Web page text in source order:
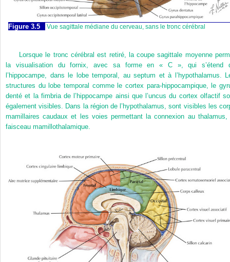
Figure 3.5 Vue sagittale médiane du cerveau, sans le tronc cérébral
Lorsque le tronc cérébral est retiré, la coupe sagittale moyenne
la visualisation du fornix, avec sa forme en « C », qui s’étend
l’hippocampe, dans le lobe temporal, au septum et à l’hypothalamus.
structures du lobe temporal comme le cortex para-hippocampique, le
denté et la fimbria de l’hippocampe ainsi que l’uncus du cortex olfactif
également visibles. Dans la région de l’hypothalamus, sont visibles les
mamillaires caudaux et les voies permettant la connexion au thalamus,
faisceau mamillothalamique.